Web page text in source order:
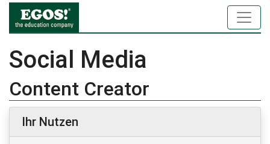
Social Media
Content Creator
Ihr Nutzen